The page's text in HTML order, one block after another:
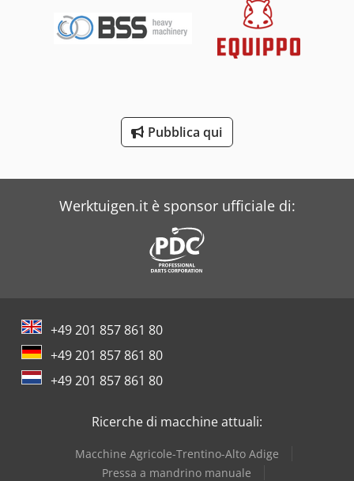
Buehler
Pubblica qui
Werktuigen.it è sponsor ufficiale di:
+49 201 857 861 80
+49 201 857 861 80
+49 201 857 861 80
Ricerche di macchine attuali:
Macchine Agricole-Trentino-Alto Adige
Pressa a mandrino manuale